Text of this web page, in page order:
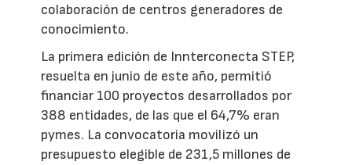
colaboración de centros generadores de
conocimiento.
La primera edición de Innterconecta STEP,
resuelta en junio de este año, permitió
financiar 100 proyectos desarrollados por
388 entidades, de las que el 64,7% eran
pymes. La convocatoria movilizó un
presupuesto elegible de 231,5 millones de